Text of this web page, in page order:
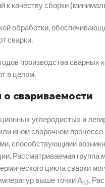
качеству сборки
обработки,
сварки.
производства сварных
в целом.
свариваемости
углеродистых и
ином сварочном
способствующими
Рассматриваемая
цикла сварки
выше точки Ас3.